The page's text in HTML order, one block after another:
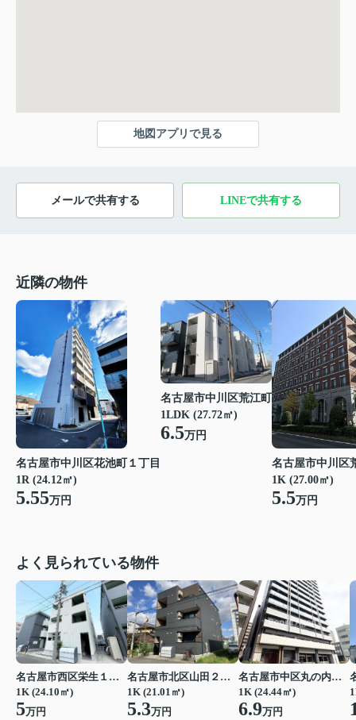
地図アプリで見る
メールで共有する LINEで共有する
近隣の物件
名古屋市中川区花池町１丁目
1R (24.12㎡)
5.55万円
名古屋市中川区荒江町
1LDK (27.72㎡)
6.5万円
名古屋市中川区
1K (27.00㎡)
5.5万円
よく見られている物件
名古屋市西区栄生１丁目
1K (24.10㎡)
5万円
名古屋市北区山田２丁目
1K (21.01㎡)
5.3万円
名古屋市中区丸の内２丁目
1K (24.44㎡)
6.9万円